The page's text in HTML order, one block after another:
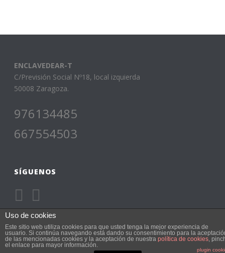
ENCLAVEDEAR-T
C/Previsión Social Nº18, local izquierda
50008 Zaragoza.
976134485
667554503
SÍGUENOS
Escuela de música Enclavedear-t © 2015 • Sitio web desarrollado
Uso de cookies
Este sitio web utiliza cookies para que usted tenga la mejor experiencia de
usuario. Si continúa navegando está dando su consentimiento para la
de las mencionadas cookies y la aceptación de nuestra política de cookies,
el enlace para mayor información.
plugin